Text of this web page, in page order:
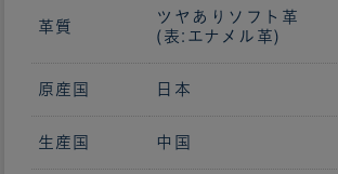
革質
ツヤありソフト革
(表:エナメル革)
原産国 日本
生産国 中国